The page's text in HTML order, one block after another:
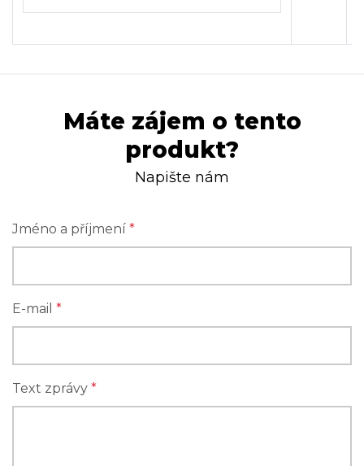
Máte zájem o tento
produkt?
Napište nám
Jméno a příjmení *
E-mail *
Text zprávy *